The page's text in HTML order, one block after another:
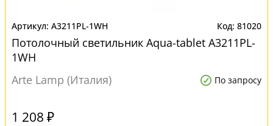
A3211PL-1WH 81020
Потолочный светильник Aqua-tablet A3211PL-
1WH
Arte Lamp (Италия)
По запросу
1 208 ₽